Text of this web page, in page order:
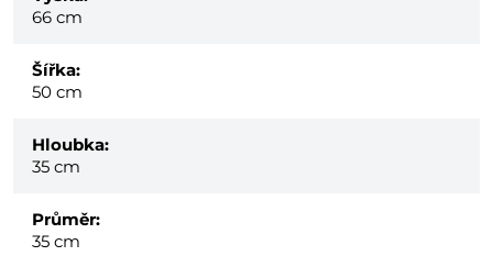
66 cm
Šířka:
50 cm
Hloubka:
35 cm
Průměr:
35 cm